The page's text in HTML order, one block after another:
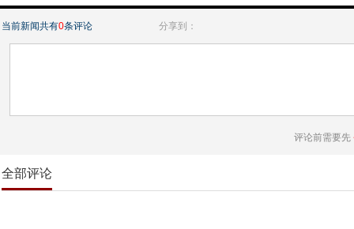
当前新闻共有0条评论 分享到：
评论前需要先
全部评论